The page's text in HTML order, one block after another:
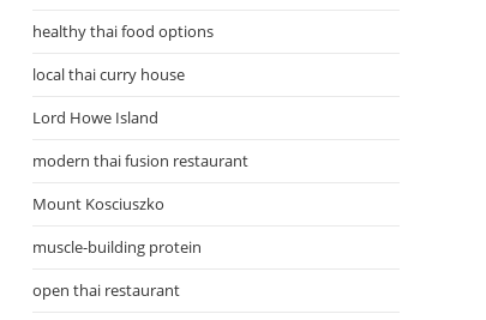
healthy thai food options
local thai curry house
Lord Howe Island
modern thai fusion restaurant
Mount Kosciuszko
muscle-building protein
open thai restaurant